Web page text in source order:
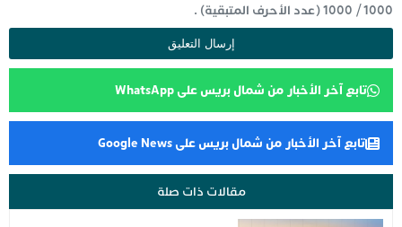
1000
/
1000(عدد الأحرف المتبقية) .
تابع آخر الأخبار من شمال بريس على WhatsApp
تابع آخر الأخبار من شمال بريس على Google News
مقالات ذات صلة